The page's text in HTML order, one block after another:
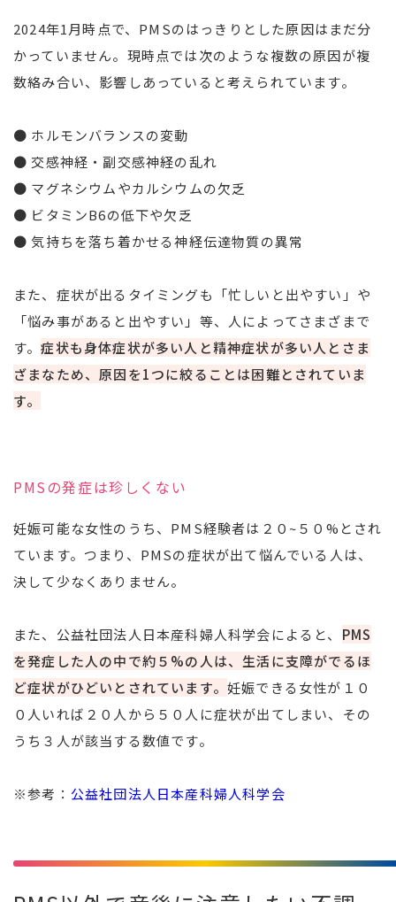
2024年1月時点で、PMSのはっきりとした原因はまだ分
かっていません。現時点では次のような複数の原因が複
数絡み合い、影響しあっていると考えられています。
● ホルモンバランスの変動
● 交感神経・副交感神経の乱れ
● マグネシウムやカルシウムの欠乏
● ビタミンB6の低下や欠乏
● 気持ちを落ち着かせる神経伝達物質の異常
また、症状が出るタイミングも「忙しいと出やすい」や
「悩み事があると出やすい」等、人によってさまざまで
す。症状も身体症状が多い人と精神症状が多い人とさま
ざまなため、原因を1つに絞ることは困難とされていま
す。
PMSの発症は珍しくない
妊娠可能な女性のうち、PMS経験者は２０~５０%とされ
ています。つまり、PMSの症状が出て悩んでいる人は、
決して少なくありません。
また、公益社団法人日本産科婦人科学会によると、 PMS
を発症した人の中で約５%の人は、生活に支障がでるほ
ど症状がひどいとされています。 妊娠できる女性が１０
０人いれば２０人から５０人に症状が出てしまい、その
うち３人が該当する数値です。
※参考： 公益社団法人日本産科婦人科学会